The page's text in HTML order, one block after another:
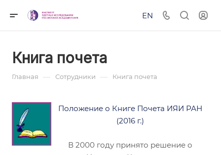
EN
Книга почета
Главная — Сотрудники — Книга почета
Положение о Книге Почета ИЯИ РАН
(2016 г.)
В 2000 году принято решение о